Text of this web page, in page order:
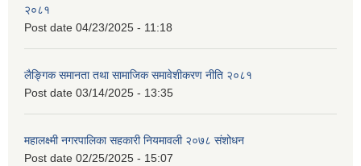
२०८१
Post date 04/23/2025 - 11:18
लैङ्गिक समानता तथा सामाजिक समावेशीकरण नीति २०८१
Post date 03/14/2025 - 13:35
महालक्ष्मी नगरपालिका सहकारी नियमावली २०७८ संशोधन
Post date 02/25/2025 - 15:07